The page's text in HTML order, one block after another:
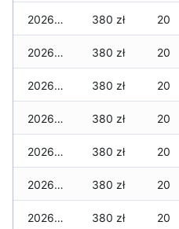
2026-06-22 380 zł 20
2026-06-21 380 zł 20
2026-06-20 380 zł 20
2026-06-19 380 zł 20
2026-06-18 380 zł 20
2026-06-17 380 zł 20
2026-06-16 380 zł 20